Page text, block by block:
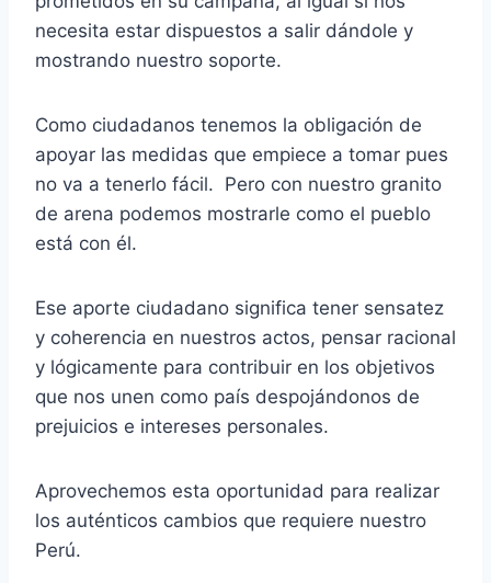
necesita estar dispuestos a salir dándole y
mostrando nuestro soporte.
Como ciudadanos tenemos la obligación de
apoyar las medidas que empiece a tomar pues
no va a tenerlo fácil. Pero con nuestro granito
de arena podemos mostrarle como el pueblo
está con él.
Ese aporte ciudadano significa tener sensatez
y coherencia en nuestros actos, pensar racional
y lógicamente para contribuir en los objetivos
que nos unen como país despojándonos de
prejuicios e intereses personales.
Aprovechemos esta oportunidad para realizar
los auténticos cambios que requiere nuestro
Perú.